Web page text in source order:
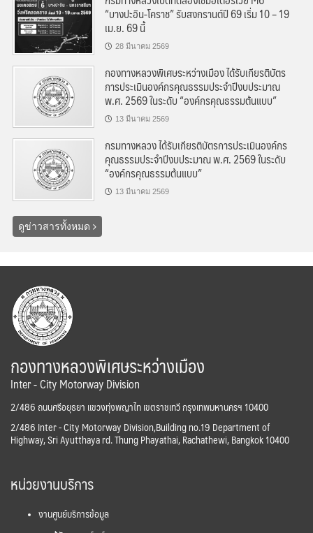
“บางปะอิน-โคราช” รับสงกรานต์ปี 69 เริ่ม 10 – 19
เม.ย. 69 นี้
28 มีนาคม 2569
กองทางหลวงพิเศษระหว่างเมือง ได้รับเกียรติบัตร
การประเมินองค์กรคุณธรรมประจำปีงบประมาณ
พ.ศ. 2569 ในระดับ “องค์กรคุณธรรมต้นแบบ”
13 มีนาคม 2569
กรมทางหลวง ได้รับเกียรติบัตรการประเมินองค์กร
คุณธรรมประจำปีงบประมาณ พ.ศ. 2569 ในระดับ
“องค์กรคุณธรรมต้นแบบ”
13 มีนาคม 2569
ดูข่าวสารทั้งหมด
กองทางหลวงพิเศษระหว่างเมือง
Inter - City Motorway Division
2/486 ถนนศรีอยุธยา แขวงทุ่งพญาไท เขตราชเทวี กรุงเทพมหานครฯ 10400
2/486 Inter - City Motorway Division,Building no.19 Department of
Highway, Sri Ayutthaya rd. Thung Phayathai, Rachathewi, Bangkok 10400
หน่วยงานบริการ
งานศูนย์บริการข้อมูล